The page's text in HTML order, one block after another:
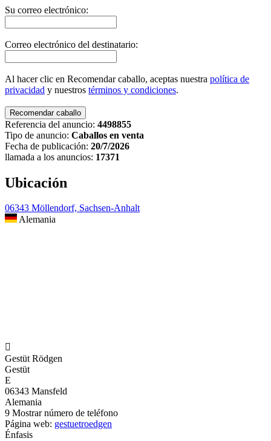
Su correo electrónico:
Correo electrónico del destinatario:
Al hacer clic en Recomendar caballo, aceptas nuestra política de
privacidad y nuestros términos y condiciones.
Referencia del anuncio: 4498855
Tipo de anuncio: Caballos en venta
Fecha de publicación: 20/7/2026
llamada a los anuncios: 17371
Ubicación
06343 Möllendorf, Sachsen-Anhalt
Alemania

Gestüt Rödgen
Gestüt
E
06343 Mansfeld
Alemania
9 Mostrar número de teléfono
Página web: gestuetroedgen
Énfasis